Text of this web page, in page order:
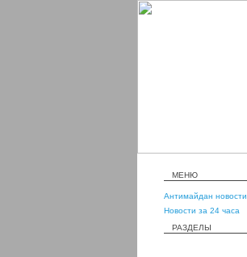
МЕНЮ
Антимайдан новости
Новости за 24 часа
РАЗДЕЛЫ